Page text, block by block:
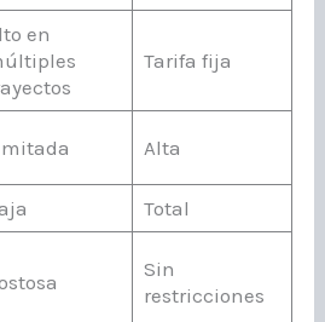
en
Tarifa fija
Alta
Total
Sin
restricciones